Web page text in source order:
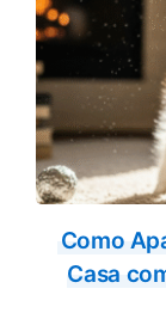
Como
Casa